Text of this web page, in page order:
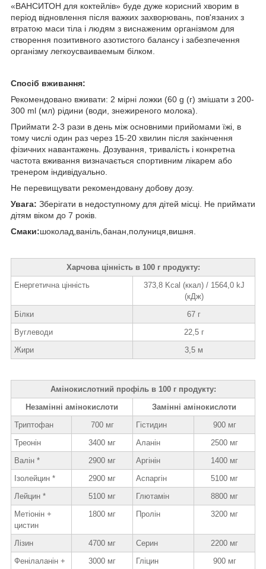
«ВАНСИТОН для коктейлів» буде дуже корисний хворим в
період відновлення після важких захворювань, пов'язаних з
втратою маси тіла і людям з виснаженим організмом для
створення позитивного азотистого балансу і забезпечення
організму легкоусваиваемым білком.
Спосіб вживання:
Рекомендовано вживати: 2 мірні ложки (60 g (г) змішати з 200-
300 ml (мл) рідини (води, знежиреного молока).
Приймати 2-3 рази в день між основними прийомами їжі, в
тому числі один раз через 15-20 хвилин після закінчення
фізичних навантажень. Дозування, тривалість і конкретна
частота вживання визначається спортивним лікарем або
тренером індивідуально.
Не перевищувати рекомендовану добову дозу.
Увага: Зберігати в недоступному для дітей місці. Не приймати
дітям віком до 7 років.
Смаки:шоколад,ваніль,банан,полуниця,вишня.
Харчова цінність в 100 г продукту:
Енергетична цінність
373,8 Kcal (ккал) / 1564,0 kJ
(кДж)
Білки
67 г
Вуглеводи
22,5 г
Жири
3,5 м
Амінокислотний профіль в 100 г продукту:
Незамінні амінокислоти
Замінні амінокислоти
Триптофан
700 мг Гістидин
900 мг
Треонін
3400 мг Аланін
2500 мг
Валін *
2900 мг Аргінін
1400 мг
Ізолейцин *
2900 мг Аспаргін
5100 мг
Лейцин *
5100 мг Глютамін
8800 мг
Метіонін +
цистин
1800 мг Пролін 3200 мг
Лізин 4700 мг Серин
2200 мг
Фенілаланін +
3000 мг Гліцин 900 мг